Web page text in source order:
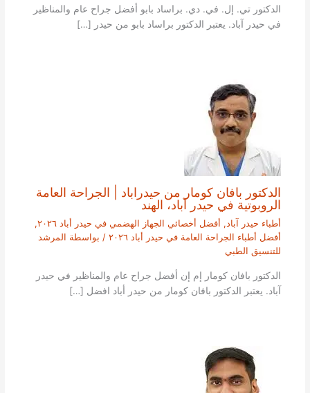
الدكتور تي. إل. في. دي. براساد بابو أفضل جراح عام والمناظير
في حيدر آباد. يعتبر الدكتور براساد بابو من حيدر […]
الدكتور بافان كومار من حيدراباد | الجراحة العامة
الروبوتية في حيدر آباد، الهند
أطباء حيدر آباد, أفضل أخصائي الجهاز الهضمي في حيدر أباد ٢٠٢٦
,
أفضل أطباء الجراحة العامة في حيدر أباد ٢٠٢٦
/ بواسطة المرشد
للتنسيق الطبي
الدكتور بافان كومار إم إن أفضل جراح عام والمناظير في حيدر
آباد. يعتبر الدكتور بافان كومار من حيدر أباد افضل […]